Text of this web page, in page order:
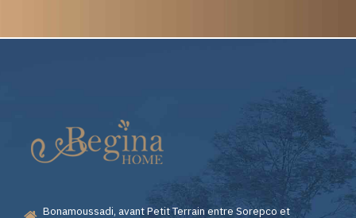
Casino
—
Choisir
Lizaro
Bonamoussadi, avant Petit Terrain entre Sorepco et